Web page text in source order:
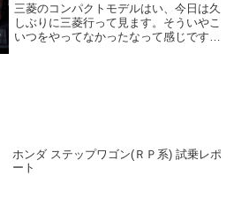
三菱のコンパクトモデルはい、今日は久
しぶりに三菱行って見ます。そういやこ
いつをやってなかったなって感じです。
ホンダ ステップワゴン(ＲＰ系) 試乗レポ
ート